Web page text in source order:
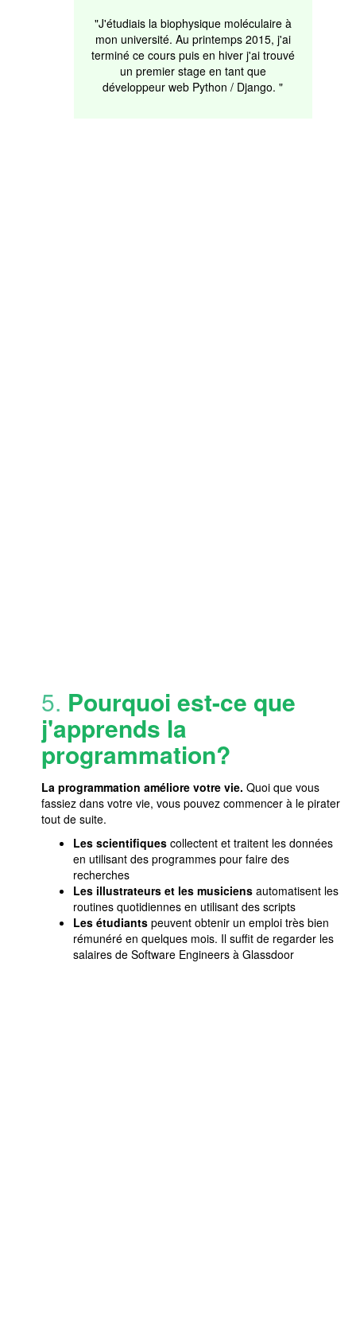
"J'étudiais la biophysique moléculaire à
mon université. Au printemps 2015, j'ai
terminé ce cours puis en hiver j'ai trouvé
un premier stage en tant que
développeur web Python / Django. "
5. Pourquoi est-ce que
j'apprends la
programmation?
La programmation améliore votre vie. Quoi que vous
fassiez dans votre vie, vous pouvez commencer à le pirater
tout de suite.
Les scientifiques collectent et traitent les données
en utilisant des programmes pour faire des
recherches
Les illustrateurs et les musiciens automatisent les
routines quotidiennes en utilisant des scripts
Les étudiants peuvent obtenir un emploi très bien
rémunéré en quelques mois. Il suffit de regarder les
salaires de Software Engineers à Glassdoor